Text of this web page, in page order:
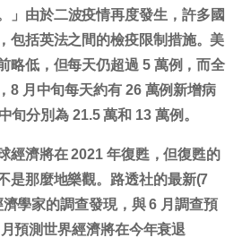
」 由於二波疫情再度發生，許多國
包括英法之間的檢疫限制措施。美
略低，但每天仍超過 5 萬例，而全
8 月中旬每天約有 26 萬例新增病
旬分別為 21.5 萬和 13 萬例。
經濟將在 2021 年復甦，但復甦的
是那麼地樂觀。路透社的最新(7
學家的調查發現，與 6 月調查預
預測世界經濟將在今年衰退